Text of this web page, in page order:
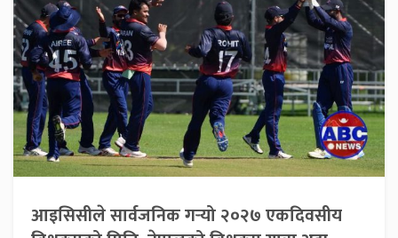
आइसिसीले सार्वजनिक गर्‍यो २०२७ एकदिवसीय